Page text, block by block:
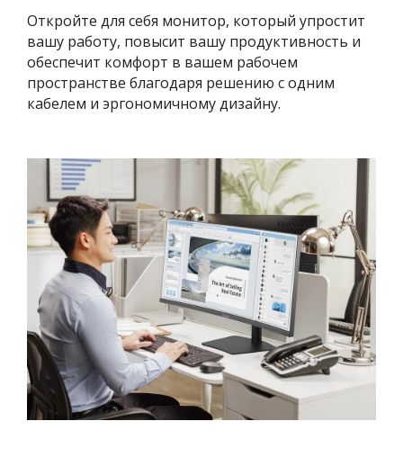
Откройте для себя монитор, который упростит
вашу работу, повысит вашу продуктивность и
обеспечит комфорт в вашем рабочем
пространстве благодаря решению с одним
кабелем и эргономичному дизайну.